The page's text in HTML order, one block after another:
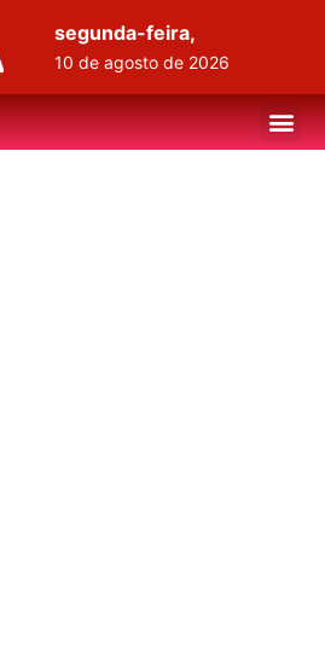
segunda-feira,
10 de agosto de 2026